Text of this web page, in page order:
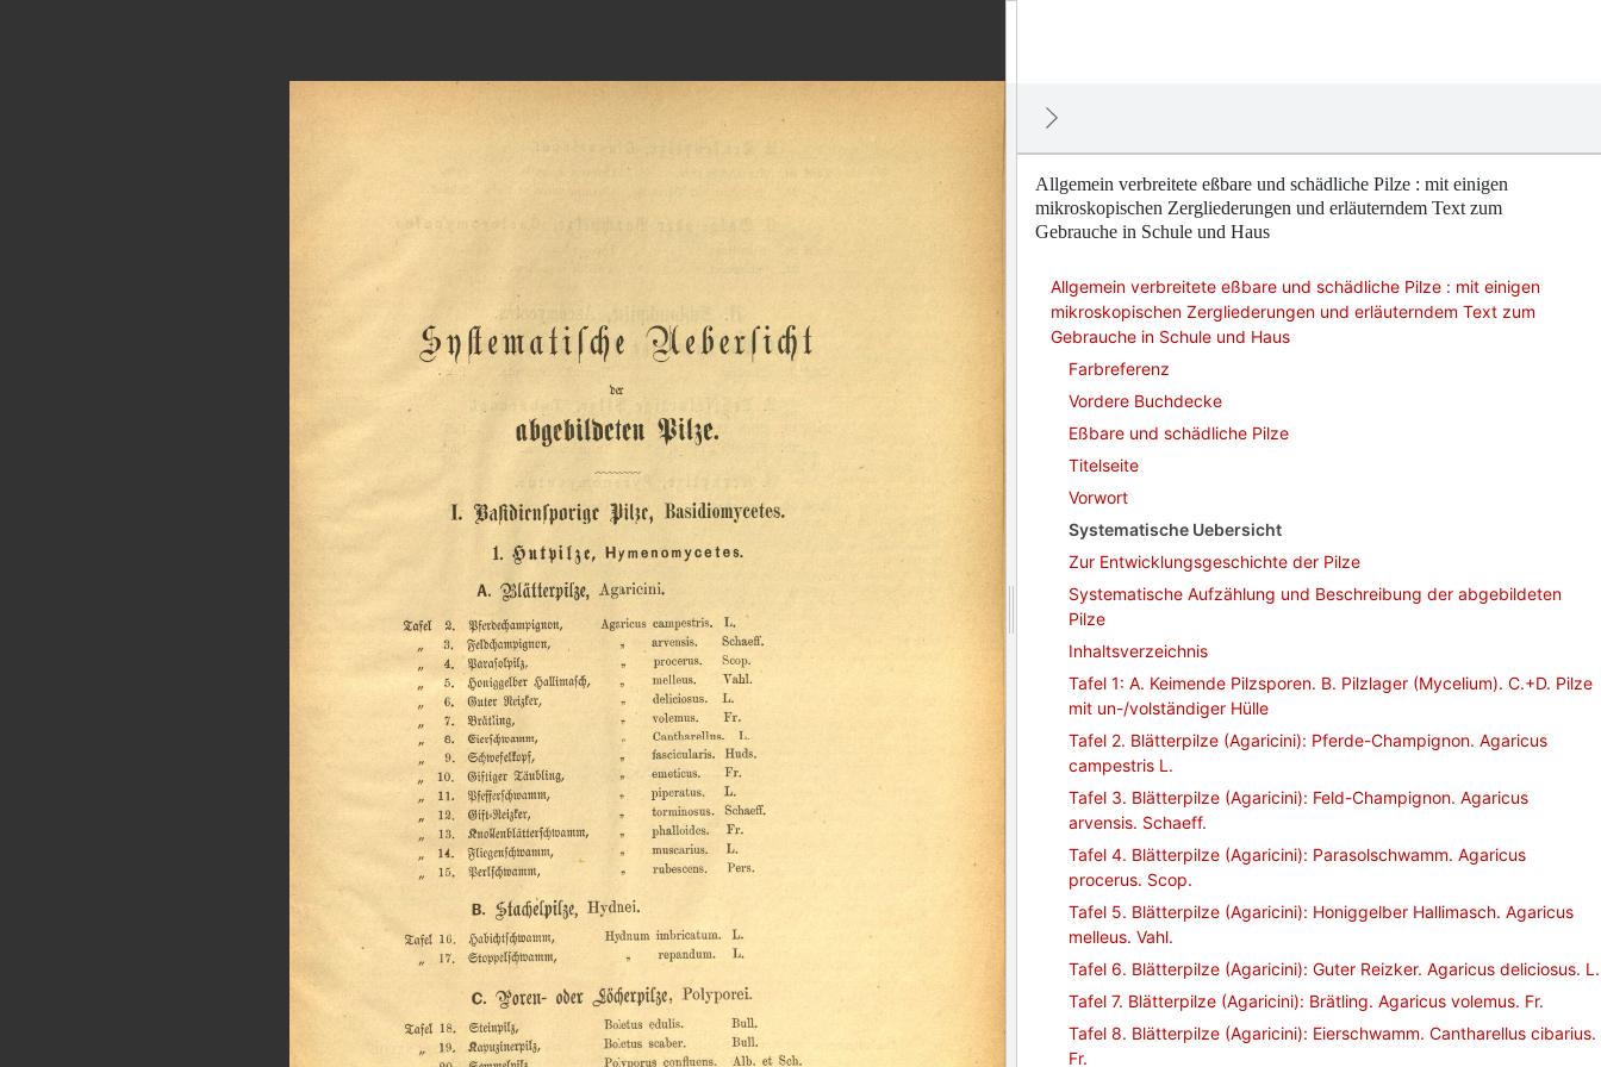
Allgemein verbreitete eßbare und schädliche Pilze : mit einigen
mikroskopischen Zergliederungen und erläuterndem Text zum
Gebrauche in Schule und Haus
Allgemein verbreitete eßbare und schädliche Pilze : mit einigen
mikroskopischen Zergliederungen und erläuterndem Text zum
Gebrauche in Schule und Haus
Farbreferenz
Vordere Buchdecke
Eßbare und schädliche Pilze
Titelseite
Vorwort
Systematische Uebersicht
Zur Entwicklungsgeschichte der Pilze
Systematische Aufzählung und Beschreibung der abgebildeten
Pilze
Inhaltsverzeichnis
Tafel 1: A. Keimende Pilzsporen. B. Pilzlager (Mycelium). C.+D. Pilze
mit un-/volständiger Hülle
Tafel 2. Blätterpilze (Agaricini): Pferde-Champignon. Agaricus
campestris L.
Tafel 3. Blätterpilze (Agaricini): Feld-Champignon. Agaricus
arvensis. Schaeff.
Tafel 4. Blätterpilze (Agaricini): Parasolschwamm. Agaricus
procerus. Scop.
Tafel 5. Blätterpilze (Agaricini): Honiggelber Hallimasch. Agaricus
melleus. Vahl.
Tafel 6. Blätterpilze (Agaricini): Guter Reizker. Agaricus deliciosus. L.
Tafel 7. Blätterpilze (Agaricini): Brätling. Agaricus volemus. Fr.
Tafel 8. Blätterpilze (Agaricini): Eierschwamm. Cantharellus cibarius.
Fr.